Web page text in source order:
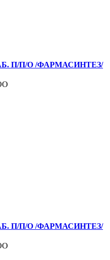
П/П/О /ФАРМАСИНТЕЗ/
П/П/О /ФАРМАСИНТЕЗ/